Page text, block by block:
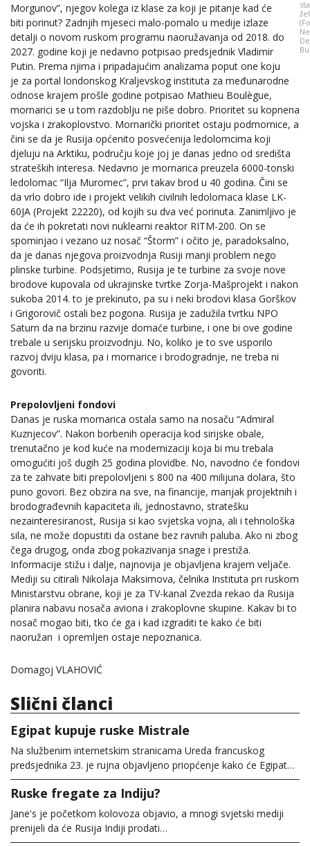
Morgunov”, njegov kolega iz klase za koji je pitanje kad će
biti porinut? Zadnjih mjeseci malo-pomalo u medije izlaze
detalji o novom ruskom programu naoružavanja od 2018. do
2027. godine koji je nedavno potpisao predsjednik Vladimir
Putin. Prema njima i pripadajućim analizama poput one koju
je za portal londonskog Kraljevskog instituta za međunarodne
odnose krajem prošle godine potpisao Mathieu Boulègue,
mornarici se u tom razdoblju ne piše dobro. Prioritet su kopnena
vojska i zrakoplovstvo. Mornarički prioritet ostaju podmornice, a
čini se da je Rusija općenito posvećenija ledolomcima koji
djeluju na Arktiku, području koje joj je danas jedno od središta
strateških interesa. Nedavno je mornarica preuzela 6000-tonski
ledolomac “Ilja Muromec”, prvi takav brod u 40 godina. Čini se
da vrlo dobro ide i projekt velikih civilnih ledolomaca klase LK-
60JA (Projekt 22220), od kojih su dva već porinuta. Zanimljivo je
da će ih pokretati novi nuklearni reaktor RITM-200. On se
spominjao i vezano uz nosač “Štorm” i očito je, paradoksalno,
da je danas njegova proizvodnja Rusiji manji problem nego
plinske turbine. Podsjetimo, Rusija je te turbine za svoje nove
brodove kupovala od ukrajinske tvrtke Zorja-Mašprojekt i nakon
sukoba 2014. to je prekinuto, pa su i neki brodovi klasa Gorškov
i Grigorovič ostali bez pogona. Rusija je zadužila tvrtku NPO
Saturn da na brzinu razvije domaće turbine, i one bi ove godine
trebale u serijsku proizvodnju. No, koliko je to sve usporilo
razvoj dviju klasa, pa i mornarice i brodogradnje, ne treba ni
govoriti.
Prepolovljeni fondovi
Danas je ruska mornarica ostala samo na nosaču “Admiral
Kuznjecov”. Nakon borbenih operacija kod sirijske obale,
trenutačno je kod kuće na modernizaciji koja bi mu trebala
omogućiti još dugih 25 godina plovidbe. No, navodno će fondovi
za te zahvate biti prepolovljeni s 800 na 400 milijuna dolara, što
puno govori. Bez obzira na sve, na financije, manjak projektnih i
brodograđevnih kapaciteta ili, jednostavno, stratešku
nezainteresiranost, Rusija si kao svjetska vojna, ali i tehnološka
sila, ne može dopustiti da ostane bez ravnih paluba. Ako ni zbog
čega drugog, onda zbog pokazivanja snage i prestiža.
Informacije stižu i dalje, najnovija je objavljena krajem veljače.
Mediji su citirali Nikolaja Maksimova, čelnika Instituta pri ruskom
Ministarstvu obrane, koji je za TV-kanal Zvezda rekao da Rusija
planira nabavu nosača aviona i zrakoplovne skupine. Kakav bi to
nosač mogao biti, tko će ga i kad izgraditi te kako će biti
naoružan i opremljen ostaje nepoznanica.
Domagoj VLAHOVIĆ
Slični članci
Egipat kupuje ruske Mistrale
Na službenim internetskim stranicama Ureda francuskog
predsjednika 23. je rujna objavljeno priopćenje kako će Egipat…
Ruske fregate za Indiju?
Jane's je početkom kolovoza objavio, a mnogi svjetski mediji
prenijeli da će Rusija Indiji prodati…